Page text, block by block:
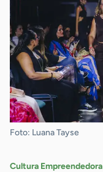
Foto: Luana Tayse
Cultura Empreendedora